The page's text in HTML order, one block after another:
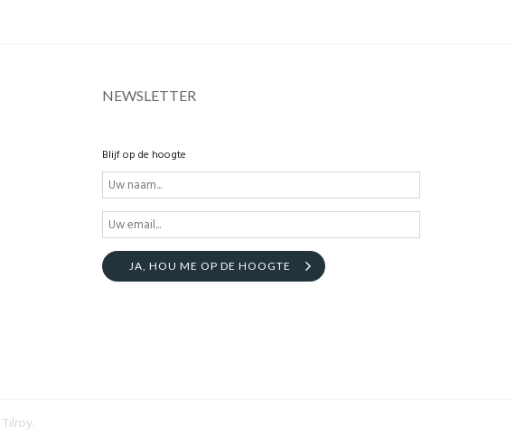
NEWSLETTER
Blijf op de hoogte
JA, HOU ME OP DE HOOGTE
Tilroy.